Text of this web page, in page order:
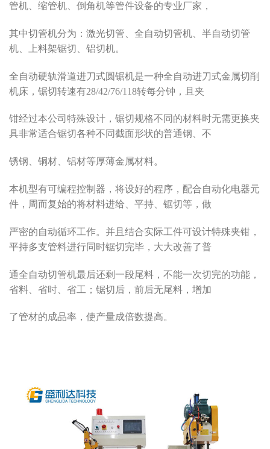
管机、缩管机、倒角机等管件设备的专业厂家，
其中切管机分为： 激光切管 、全自动切管机、半自动切管
机、
上料架锯切 铝切机。
全自动硬轨滑道进刀式圆锯机是一种全自动进刀式金属切削
机床，锯切转速有28/42/76/118转每分钟，且夹
钳经过本公司特殊设计，锯切规格不同的材料时无需更换夹
具非常适合锯切各种不同截面形状的普通钢、不
锈钢、铜材、铝材等厚薄金属材料。
本机型有可编程控制器，将设好的程序，配合自动化电器元
件，周而复始的将材料进给、平持、锯切等，做
严密的自动循环工作。并且结合实际工件可设计特殊夹钳，
平持多支管料进行同时锯切完毕，大大改善了普
通全自动切管机最后还剩一段尾料，不能一次切完的功能，
省料、省时、省工；锯切后，前后无尾料，增加
了管材的成品率，使产量成倍数提高。